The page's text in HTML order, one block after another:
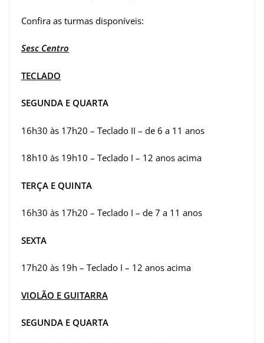
Confira as turmas disponíveis:
Sesc Centro
TECLADO
SEGUNDA E QUARTA
16h30 às 17h20 – Teclado II – de 6 a 11 anos
18h10 às 19h10 – Teclado I – 12 anos acima
TERÇA E QUINTA
16h30 às 17h20 – Teclado I – de 7 a 11 anos
SEXTA
17h20 às 19h – Teclado I – 12 anos acima
VIOLÃO E GUITARRA
SEGUNDA E QUARTA